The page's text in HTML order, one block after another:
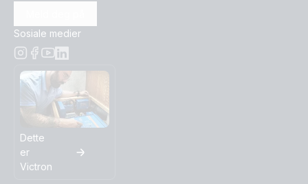
Sosiale medier
Dette
er
Victron